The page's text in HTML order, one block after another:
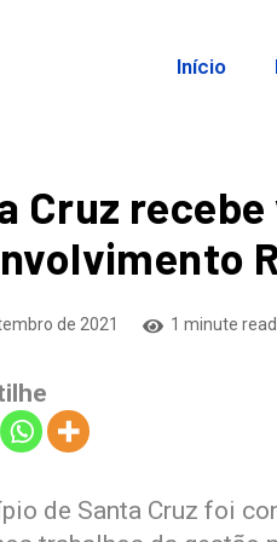
Início
Cruz
de 2021 1 minute read
de Santa Cruz foi